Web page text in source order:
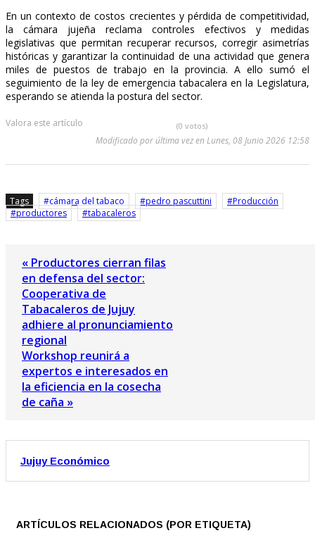
En un contexto de costos crecientes y pérdida de competitividad,
la cámara jujeña reclama controles efectivos y medidas
legislativas que permitan recuperar recursos, corregir asimetrías
históricas y garantizar la continuidad de una actividad que genera
miles de puestos de trabajo en la provincia. A ello sumó el
seguimiento de la ley de emergencia tabacalera en la Legislatura,
esperando se atienda la postura del sector.
Valora este artículo (0 votos)
Modificado por última vez en Lunes, 08 Junio 2026 12:58
Tags cámara del tabaco pedro pascuttini
Producción
productores
tabacaleros
« Productores cierran filas
en defensa del sector:
Cooperativa de
Tabacaleros de Jujuy
adhiere al pronunciamiento
regional
Workshop reunirá a
expertos e interesados en
la eficiencia en la cosecha
de caña »
Jujuy Económico
ARTÍCULOS RELACIONADOS (POR ETIQUETA)